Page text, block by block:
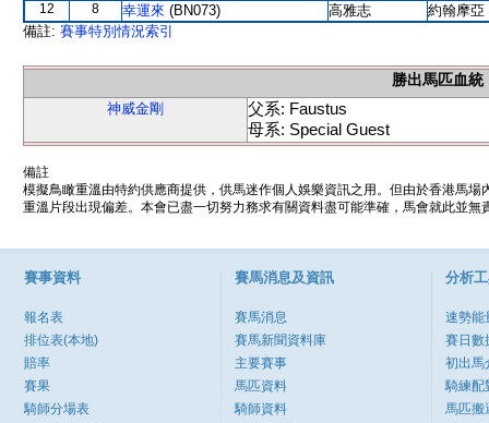
12 8 幸運來 (BN073) 高雅志
約翰摩亞
備註: 賽事特別情況索引
勝出馬匹血統
神威金剛
父系: Faustus
母系: Special Guest
備註
模擬鳥瞰重溫由特約供應商提供，供馬迷作個人娛樂資訊之用。但由於香港馬
重溫片段出現偏差。本會已盡一切努力務求有關資料盡可能準確，馬會就此並
賽事資料
報名表
排位表(本地)
賠率
賽果
騎師分場表
賽馬消息及資訊
賽馬消息
賽馬新聞資料庫
主要賽事
馬匹資料
騎師資料
分析
速勢能
賽日數
初出馬
騎練配
馬匹搬